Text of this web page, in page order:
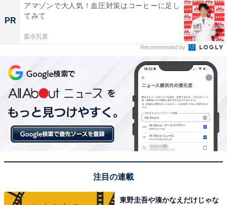
PR
アマゾンで大人気！血圧対策はコーヒーに足し
てみて
森永乳業
Recommended by
注目の連載
東野圭吾や湊かなえだけじゃな